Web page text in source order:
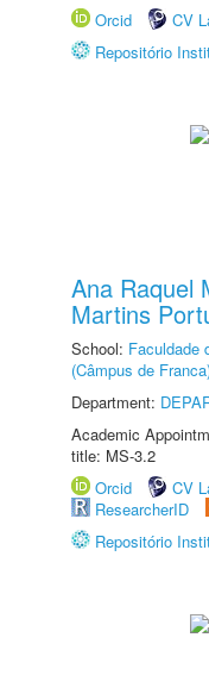
Orcid
CV
Repositório
Ana Raquel
Martins
School: Faculdade
(Câmpus de
Department:
Academic
title: MS-3.2
Orcid
CV
ResearcherID
Repositório